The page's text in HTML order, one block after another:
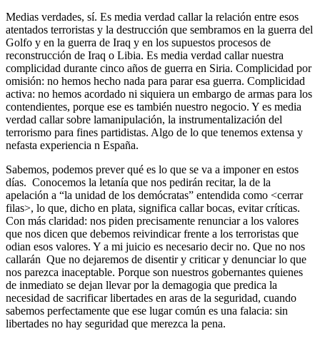
Medias verdades, sí. Es media verdad callar la relación entre esos
atentados terroristas y la destrucción que sembramos en la guerra del
Golfo y en la guerra de Iraq y en los supuestos procesos de
reconstrucción de Iraq o Libia. Es media verdad callar nuestra
complicidad durante cinco años de guerra en Siria. Complicidad por
omisión: no hemos hecho nada para parar esa guerra. Complicidad
activa: no hemos acordado ni siquiera un embargo de armas para los
contendientes, porque ese es también nuestro negocio. Y es media
verdad callar sobre lamanipulación, la instrumentalización del
terrorismo para fines partidistas. Algo de lo que tenemos extensa y
nefasta experiencia n España.
Sabemos, podemos prever qué es lo que se va a imponer en estos
días. Conocemos la letanía que nos pedirán recitar, la de la
apelación a “la unidad de los demócratas” entendida como <cerrar
filas>, lo que, dicho en plata, significa callar bocas, evitar críticas.
Con más claridad: nos piden precisamente renunciar a los valores
que nos dicen que debemos reivindicar frente a los terroristas que
odian esos valores. Y a mi juicio es necesario decir no. Que no nos
callarán Que no dejaremos de disentir y criticar y denunciar lo que
nos parezca inaceptable. Porque son nuestros gobernantes quienes
de inmediato se dejan llevar por la demagogia que predica la
necesidad de sacrificar libertades en aras de la seguridad, cuando
sabemos perfectamente que ese lugar común es una falacia: sin
libertades no hay seguridad que merezca la pena.